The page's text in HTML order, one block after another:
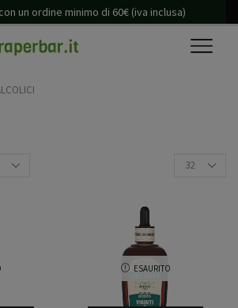
un ordine minimo di 60€ (iva inclusa)
ESAURITO